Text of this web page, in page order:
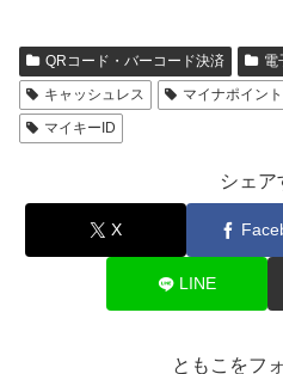
QRコード・バーコード決済 電
キャッシュレス
マイナポイント
マイキーID
シェア
X
LINE
ともこをフ